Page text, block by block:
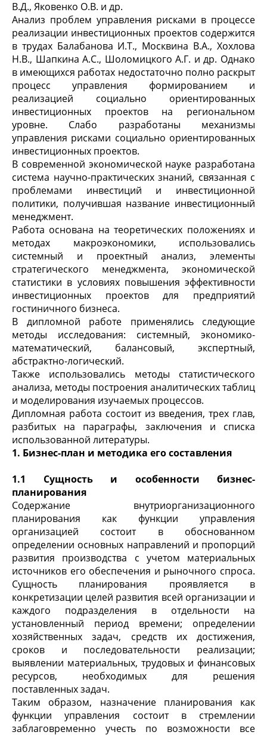
В.Д., Яковенко О.В. и др.
Анализ проблем управления рисками в процессе
реализации инвестиционных проектов содержится
в трудах Балабанова И.Т., Москвина В.А., Хохлова
Н.В., Шапкина А.С., Шоломицкого А.Г. и др. Однако
в имеющихся работах недостаточно полно раскрыт
процесс управления формированием и
реализацией социально ориентированных
инвестиционных проектов на региональном
уровне. Слабо разработаны механизмы
управления рисками социально ориентированных
инвестиционных проектов.
В современной экономической науке разработана
система научно-практических знаний, связанная с
проблемами инвестиций и инвестиционной
политики, получившая название инвестиционный
менеджмент.
Работа основана на теоретических положениях и
методах макроэкономики, использовались
системный и проектный анализ, элементы
стратегического менеджмента, экономической
статистики в условиях повышения эффективности
инвестиционных проектов для предприятий
гостиничного бизнеса.
В дипломной работе применялись следующие
методы исследования: системный, экономико-
математический, балансовый, экспертный,
абстрактно-логический.
Также использовались методы статистического
анализа, методы построения аналитических таблиц
и моделирования изучаемых процессов.
Дипломная работа состоит из введения, трех глав,
разбитых на параграфы, заключения и списка
использованной литературы.
1. Бизнес-план и методика его составления
1.1 Сущность и особенности бизнес-
планирования
Содержание внутриорганизационного
планирования как функции управления
организацией состоит в обоснованном
определении основных направлений и пропорций
развития производства с учетом материальных
источников его обеспечения и рыночного спроса.
Сущность планирования проявляется в
конкретизации целей развития всей организации и
каждого подразделения в отдельности на
установленный период времени; определении
хозяйственных задач, средств их достижения,
сроков и последовательности реализации;
выявлении материальных, трудовых и финансовых
ресурсов, необходимых для решения
поставленных задач.
Таким образом, назначение планирования как
функции управления состоит в стремлении
заблаговременно учесть по возможности все